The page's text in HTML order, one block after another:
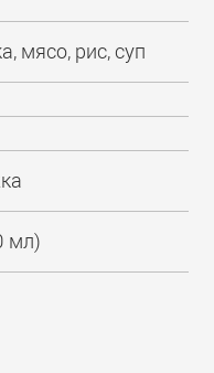
мясо, рис, суп
мл)